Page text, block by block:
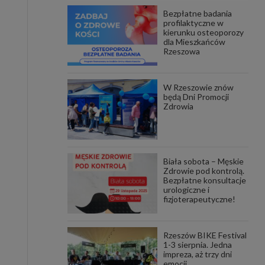
Aby
i ich
gdy
do
Bezpłatne badania
profilaktyczne w
kierunku osteoporozy
dla Mieszkańców
Rzeszowa
W Rzeszowie znów
będą Dni Promocji
Zdrowia
Biała sobota – Męskie
Zdrowie pod kontrolą.
Bezpłatne konsultacje
urologiczne i
fizjoterapeutyczne!
Rzeszów BIKE Festival
1-3 sierpnia. Jedna
impreza, aż trzy dni